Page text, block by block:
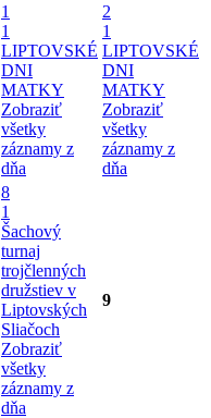
1
1
LIPTOVSKÉ
DNI
MATKY
Zobraziť
všetky
záznamy z
dňa
2
1
LIPTOVSKÉ
DNI
MATKY
Zobraziť
všetky
záznamy z
dňa
8
1
Šachový
turnaj
trojčlenných
družstiev v
Liptovských
Sliačoch
Zobraziť
všetky
záznamy z
dňa
9